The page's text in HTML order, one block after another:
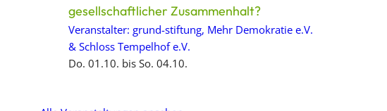
gesellschaftlicher Zusammenhalt?
Veranstalter: grund-stiftung, Mehr Demokratie e.V.
& Schloss Tempelhof e.V.
Do. 01.10. bis So. 04.10.